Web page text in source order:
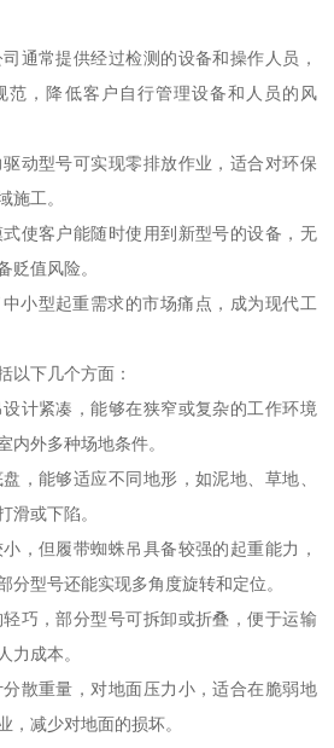
通常提供经过检测的设备和操作人员，
范，降低客户自行管理设备和人员的风
动型号可实现零排放作业，适合对环保
施工。
使客户能随时使用到新型号的设备，无
贬值风险。
小型起重需求的市场痛点，成为现代工
以下几个方面：
计紧凑，能够在狭窄或复杂的工作环境
内外多种场地条件。
，能够适应不同地形，如泥地、草地、
滑或下陷。
，但履带蜘蛛吊具备较强的起重能力，
分型号还能实现多角度旋转和定位。
巧，部分型号可拆卸或折叠，便于运输
力成本。
散重量，对地面压力小，适合在脆弱地
，减少对地面的损坏。